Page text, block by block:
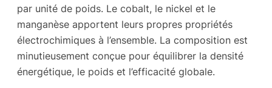
par unité de poids. Le cobalt, le nickel et le
manganèse apportent leurs propres propriétés
électrochimiques à l’ensemble. La composition est
minutieusement conçue pour équilibrer la densité
énergétique, le poids et l’efficacité globale.